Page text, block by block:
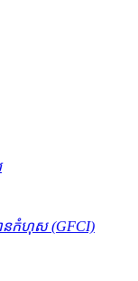
ន​កំហុស (GFCI)